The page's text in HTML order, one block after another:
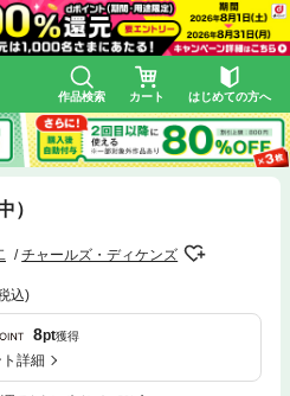
作品検索 カート はじめての方へ
）
チャールズ・ディケンズ
込)
8pt獲得
詳細